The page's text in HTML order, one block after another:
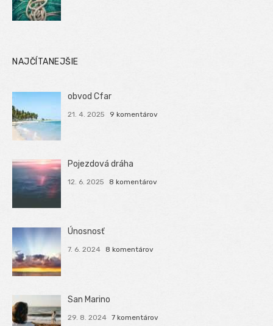
NAJČÍTANEJŠIE
obvod Cfar
21. 4. 2025 9 komentárov
Pojezdová dráha
12. 6. 2025 8 komentárov
Únosnosť
7. 6. 2024 8 komentárov
San Marino
29. 8. 2024 7 komentárov